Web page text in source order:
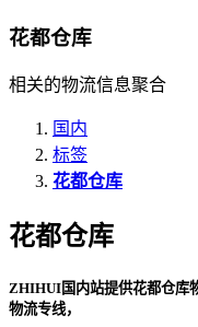
花都仓库
相关的物流信息聚合
国内
标签
花都仓库
花都仓库
ZHIHUI国内站提供花都仓库
物流专线，